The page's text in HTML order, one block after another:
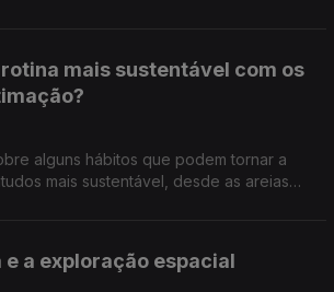
mais sustentável com os
alguns hábitos que podem tornar a
mais sustentável, desde as areias
e a exploração espacial